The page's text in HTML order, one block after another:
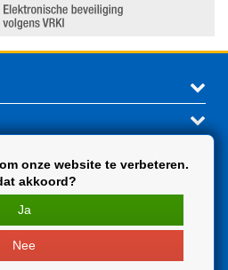
onze website te verbeteren.
akkoord?
Ja
Nee